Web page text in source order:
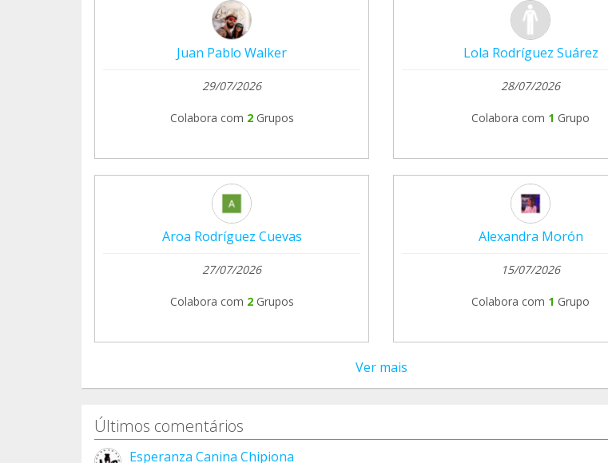
Juan Pablo Walker
29/07/2026
Colabora com 2 Grupos
Lola Rodríguez Suárez
28/07/2026
Colabora com 1 Grupo
Aroa Rodríguez Cuevas
27/07/2026
Colabora com 2 Grupos
Alexandra Morón
15/07/2026
Colabora com 1 Grupo
Ver mais
Últimos comentários
Esperanza Canina Chipiona